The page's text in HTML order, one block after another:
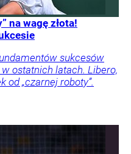
na wagę złota!
sukcesów
ostatnich latach. Libero,
od „czarnej roboty”.